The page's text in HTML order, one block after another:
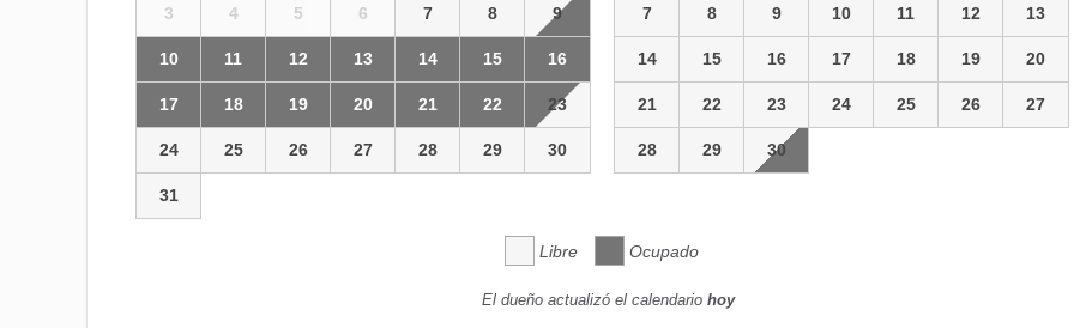
3 4 5 6 7 8 9
10 11 12 13 14 15 16
17 18 19 20 21 22 23
24 25 26 27 28 29 30
31
7 8 9 10 11 12 13
14 15 16 17 18 19 20
21 22 23 24 25 26 27
28 29 30
Libre Ocupado
El dueño actualizó el calendario hoy